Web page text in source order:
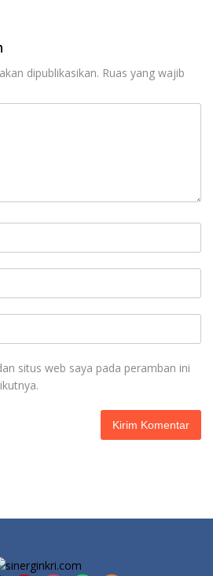
dipublikasikan. Ruas yang wajib
situs web saya pada peramban ini